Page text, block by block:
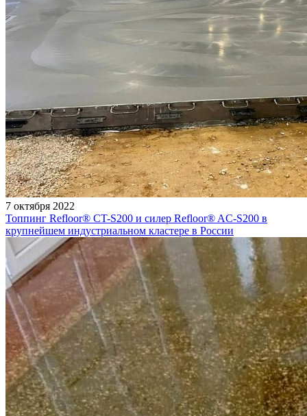
7 октября 2022
Топпинг Refloor®️ CT-S200 и силер Refloor®️ AC-S200 в
крупнейшем индустриальном кластере в России